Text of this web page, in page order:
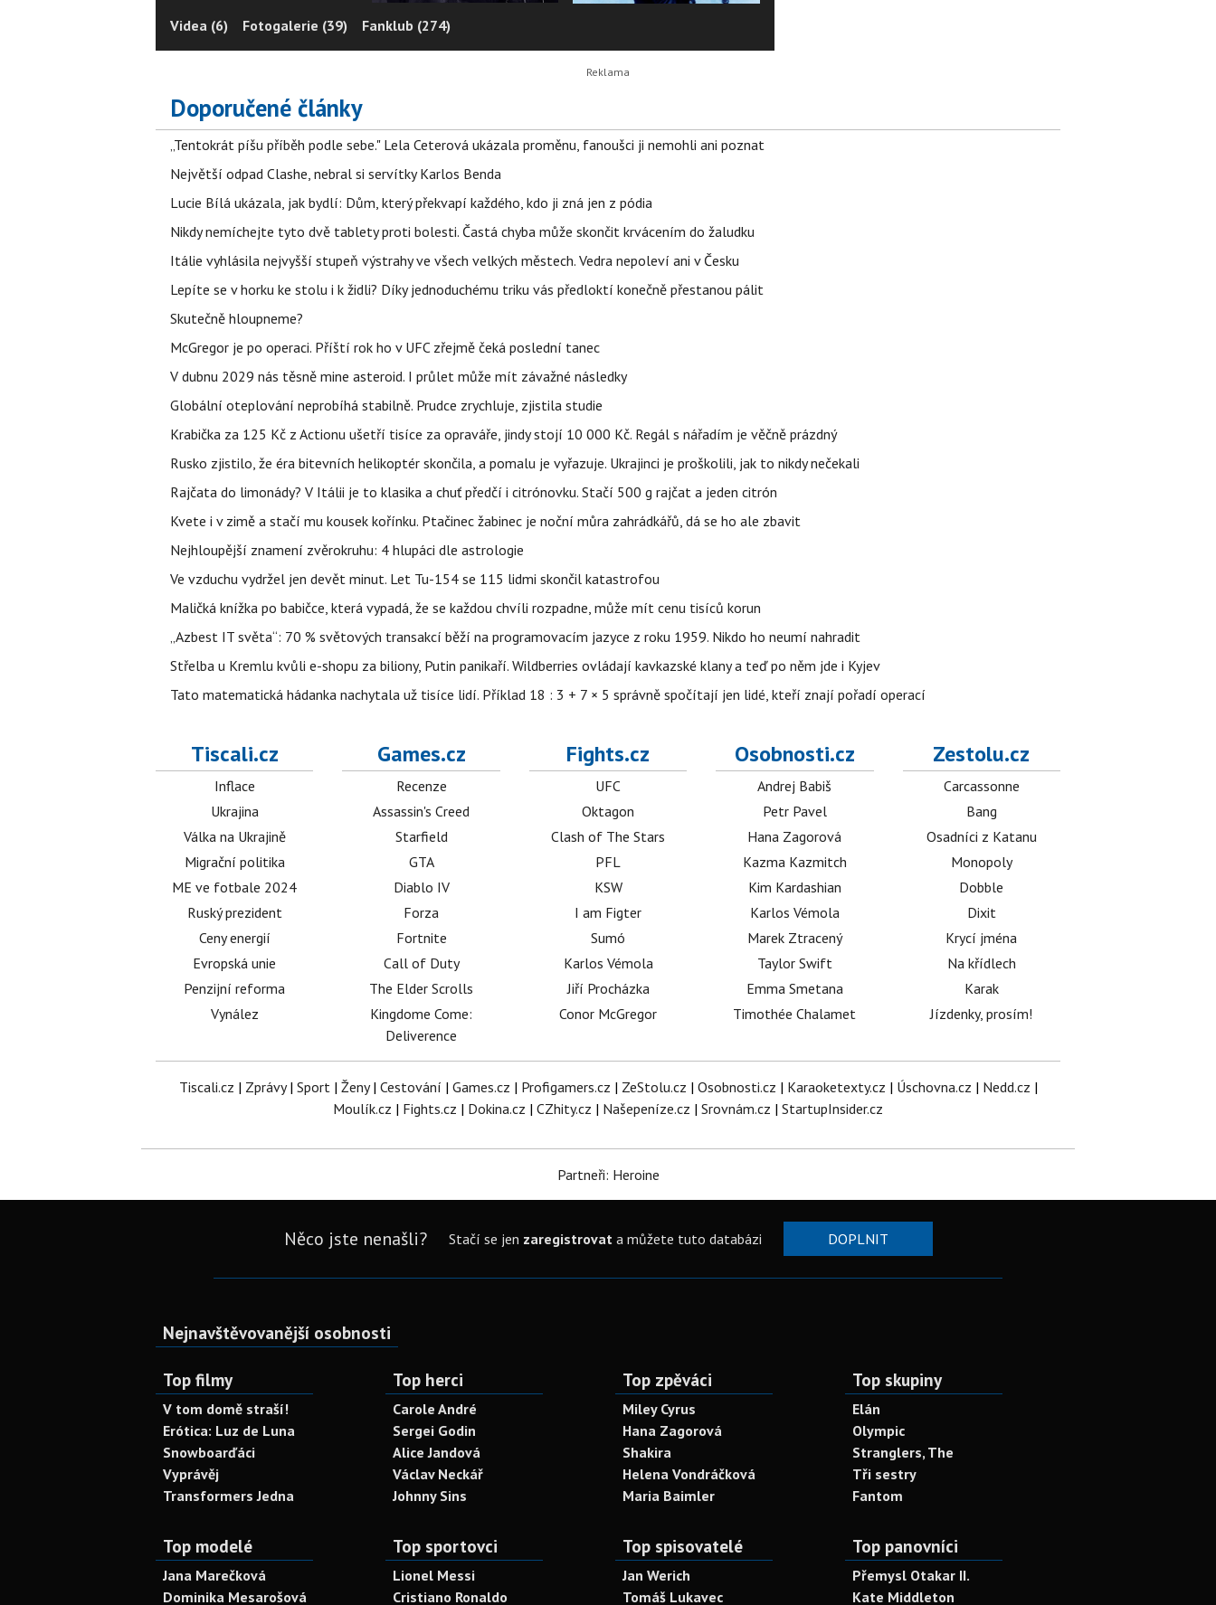
Videa (6) Fotogalerie (39) Fanklub (274)
Doporučené články
„Tentokrát píšu příběh podle sebe." Lela Ceterová ukázala proměnu, fanoušci ji nemohli ani poznat
Největší odpad Clashe, nebral si servítky Karlos Benda
Lucie Bílá ukázala, jak bydlí: Dům, který překvapí každého, kdo ji zná jen z pódia
Nikdy nemíchejte tyto dvě tablety proti bolesti. Častá chyba může skončit krvácením do žaludku
Itálie vyhlásila nejvyšší stupeň výstrahy ve všech velkých městech. Vedra nepoleví ani v Česku
Lepíte se v horku ke stolu i k židli? Díky jednoduchému triku vás předloktí konečně přestanou pálit
Skutečně hloupneme?
McGregor je po operaci. Příští rok ho v UFC zřejmě čeká poslední tanec
V dubnu 2029 nás těsně mine asteroid. I průlet může mít závažné následky
Globální oteplování neprobíhá stabilně. Prudce zrychluje, zjistila studie
Krabička za 125 Kč z Actionu ušetří tisíce za opraváře, jindy stojí 10 000 Kč. Regál s nářadím je věčně prázdný
Rusko zjistilo, že éra bitevních helikoptér skončila, a pomalu je vyřazuje. Ukrajinci je proškolili, jak to nikdy nečekali
Rajčata do limonády? V Itálii je to klasika a chuť předčí i citrónovku. Stačí 500 g rajčat a jeden citrón
Kvete i v zimě a stačí mu kousek kořínku. Ptačinec žabinec je noční můra zahrádkářů, dá se ho ale zbavit
Nejhloupější znamení zvěrokruhu: 4 hlupáci dle astrologie
Ve vzduchu vydržel jen devět minut. Let Tu-154 se 115 lidmi skončil katastrofou
Maličká knížka po babičce, která vypadá, že se každou chvíli rozpadne, může mít cenu tisíců korun
„Azbest IT světa“: 70 % světových transakcí běží na programovacím jazyce z roku 1959. Nikdo ho neumí nahradit
Střelba u Kremlu kvůli e-shopu za biliony, Putin panikaří. Wildberries ovládají kavkazské klany a teď po něm jde i Kyjev
Tato matematická hádanka nachytala už tisíce lidí. Příklad 18 : 3 + 7 × 5 správně spočítají jen lidé, kteří znají pořadí operací
Tiscali.cz
Inflace
Ukrajina
Válka na Ukrajině
Migrační politika
ME ve fotbale 2024
Ruský prezident
Ceny energií
Evropská unie
Penzijní reforma
Vynález
Games.cz
Recenze
Assassin's Creed
Starfield
GTA
Diablo IV
Forza
Fortnite
Call of Duty
The Elder Scrolls
Kingdome Come:
Deliverence
Fights.cz
UFC
Oktagon
Clash of The Stars
PFL
KSW
I am Figter
Sumó
Karlos Vémola
Jiří Procházka
Conor McGregor
Osobnosti.cz
Andrej Babiš
Petr Pavel
Hana Zagorová
Kazma Kazmitch
Kim Kardashian
Karlos Vémola
Marek Ztracený
Taylor Swift
Emma Smetana
Timothée Chalamet
Zestolu.cz
Carcassonne
Bang
Osadníci z Katanu
Monopoly
Dobble
Dixit
Krycí jména
Na křídlech
Karak
Jízdenky, prosím!
Tiscali.cz | Zprávy| Sport| Ženy| Cestování | Games.cz | Profigamers.cz | ZeStolu.cz | Osobnosti.cz | Karaoketexty.cz | Úschovna.cz | Nedd.cz |
Moulík.cz | Fights.cz | Dokina.cz | CZhity.cz | Našepeníze.cz | Srovnám.cz | StartupInsider.cz
Partneři: Heroine
Něco jste nenašli? Stačí se jen zaregistrovata můžete tuto databázi DOPLNIT
Nejnavštěvovanější osobnosti
Top filmy
V tom domě straší!
Erótica: Luz de Luna
Snowboarďáci
Vyprávěj
Transformers Jedna
Top herci
Carole André
Sergei Godin
Alice Jandová
Václav Neckář
Johnny Sins
Top zpěváci
Miley Cyrus
Hana Zagorová
Shakira
Helena Vondráčková
Maria Baimler
Top skupiny
Elán
Olympic
Stranglers, The
Tři sestry
Fantom
Top modelé
Jana Marečková
Dominika Mesarošová
Top sportovci
Lionel Messi
Cristiano Ronaldo
Top spisovatelé
Jan Werich
Tomáš Lukavec
Top panovníci
Přemysl Otakar II.
Kate Middleton